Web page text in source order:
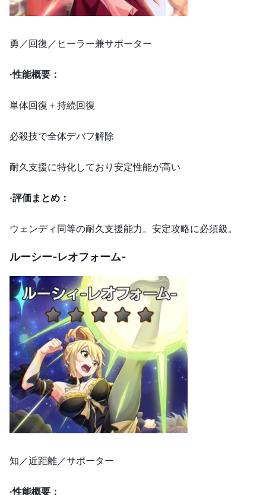
勇／回復／ヒーラー兼サポーター
·性能概要：
単体回復＋持続回復
必殺技で全体デバフ解除
耐久支援に特化しており安定性能が高い
·評価まとめ：
ウェンディ同等の耐久支援能力。安定攻略に必須級。
ルーシー‐レオフォーム‐
知／近距離／サポーター
·性能概要：